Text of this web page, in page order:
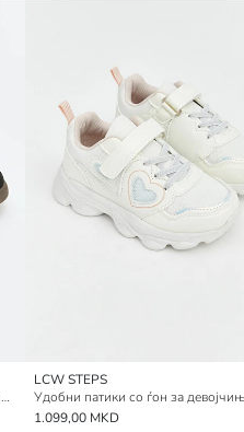
Бебешки патики од вештачка кожа за момчиња
LCW STEPS
Удобни патики со ѓон за
1.099,00 MKD